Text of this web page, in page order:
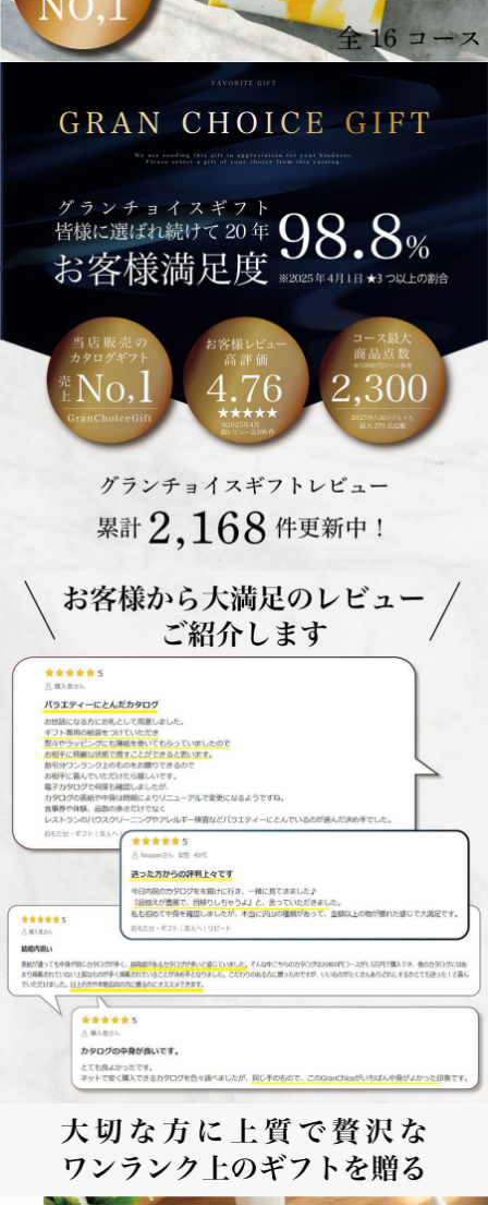
GRAN CHOICE GIFTは20年選ばれ続けて累計レビュー2、168件。売上No.1・評価4.76
大切な方に上質で贅沢なワンランク上のギフトを贈る